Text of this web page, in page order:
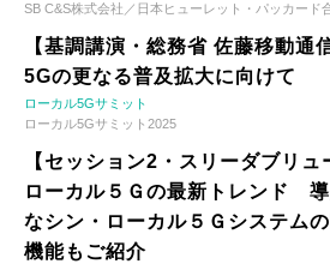
SB C&S株式会社／日本ヒューレット・パッカード
【基調講演・総務省 佐藤移動通
5Gの更なる普及拡大に向けて
ローカル5Gサミット
ローカル5Gサミット2025
【セッション2・スリーダブリュ
ローカル５Ｇの最新トレンド
なシン・ローカル５Ｇシステム
機能もご紹介